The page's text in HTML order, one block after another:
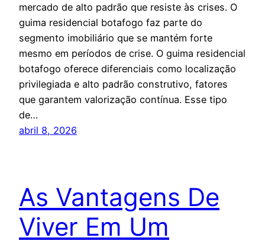
mercado de alto padrão que resiste às crises. O
guima residencial botafogo faz parte do
segmento imobiliário que se mantém forte
mesmo em períodos de crise. O guima residencial
botafogo oferece diferenciais como localização
privilegiada e alto padrão construtivo, fatores
que garantem valorização contínua. Esse tipo
de…
abril 8, 2026
As Vantagens De
Viver Em Um